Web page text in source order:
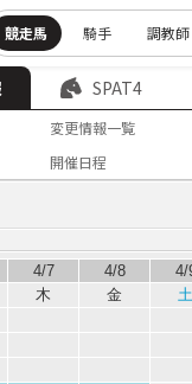
競走馬 騎手 調教師
SPAT4
変更情報一覧
開催日程
4/7 4/8
4/
木 金 土